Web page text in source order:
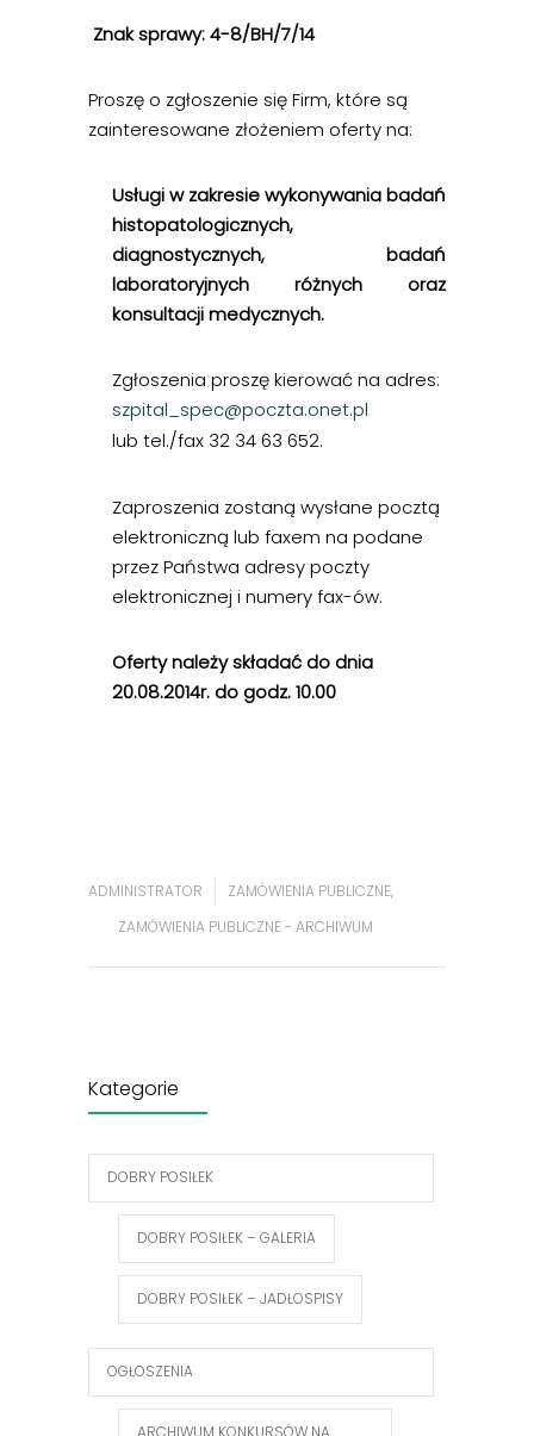
Znak sprawy: 4-8/BH/7/14
Proszę o zgłoszenie sięFirm, które są
zainteresowane złożeniem oferty na:
Usługi w zakresie wykonywania badań
histopatologicznych,
diagnostycznych, badań
laboratoryjnych różnych oraz
konsultacji medycznych.
Zgłoszenia proszę kierować na adres:
szpital_spec@poczta.onet.pl
lub tel./fax 32 34 63 652.
Zaproszenia zostaną wysłane pocztą
elektroniczną lub faxem na podane
przez Państwa adresy poczty
elektronicznej i numery fax-ów.
Oferty należy składać do dnia
20.08.2014r. do godz. 10.00
ADMINISTRATOR ZAMÓWIENIA PUBLICZNE,
ZAMÓWIENIA PUBLICZNE - ARCHIWUM
Kategorie
DOBRY POSIŁEK
DOBRY POSIŁEK – GALERIA
DOBRY POSIŁEK – JADŁOSPISY
OGŁOSZENIA